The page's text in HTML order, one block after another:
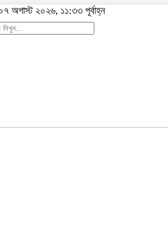
অগাস্ট ২০২৬, ১১:৩৩ পূর্বাহ্ন